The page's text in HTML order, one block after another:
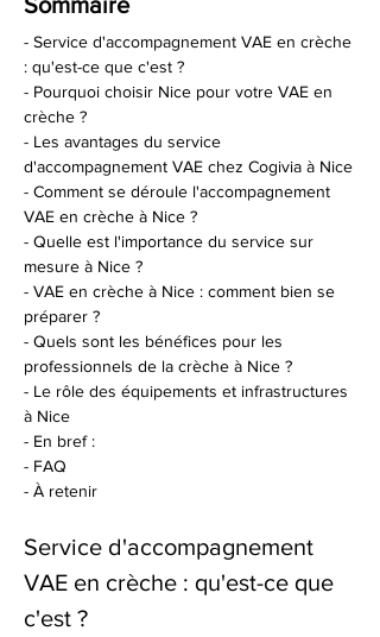
- Service d'accompagnement VAE en crèche
: qu'est-ce que c'est ?
- Pourquoi choisir Nice pour votre VAE en
crèche ?
- Les avantages du service
d'accompagnement VAE chez Cogivia à Nice
- Comment se déroule l'accompagnement
VAE en crèche à Nice ?
- Quelle est l'importance du service sur
mesure à Nice ?
- VAE en crèche à Nice : comment bien se
préparer ?
- Quels sont les bénéfices pour les
professionnels de la crèche à Nice ?
- Le rôle des équipements et infrastructures
à Nice
- En bref :
- FAQ
- À retenir
Service d'accompagnement
VAE en crèche : qu'est-ce que
c'est ?